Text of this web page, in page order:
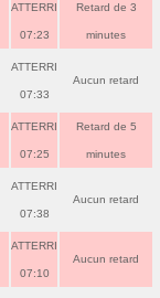
ATTERRI
07:23
Retard de 3
minutes
ATTERRI
07:33
Aucun retard
ATTERRI
07:25
Retard de 5
minutes
ATTERRI
07:38
Aucun retard
ATTERRI
07:10
Aucun retard